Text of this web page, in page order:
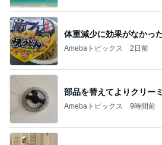
体重減少に効果がなかっ
Amebaトピックス 2日前
部品を替えてよりクリー
Amebaトピックス 9時間前